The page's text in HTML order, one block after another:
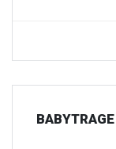
BABYTRAGE